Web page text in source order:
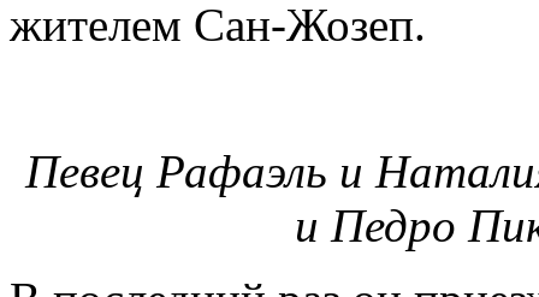
жителем Сан-Жозеп.
Певец Рафаэль и
и Педро